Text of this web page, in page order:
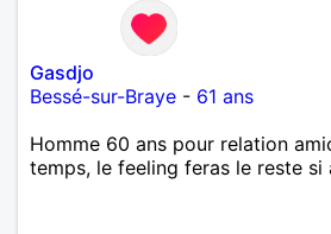
Gasdjo
Bessé-sur-Braye - 61 ans
Homme 60 ans pour relation
temps, le feeling feras le reste si